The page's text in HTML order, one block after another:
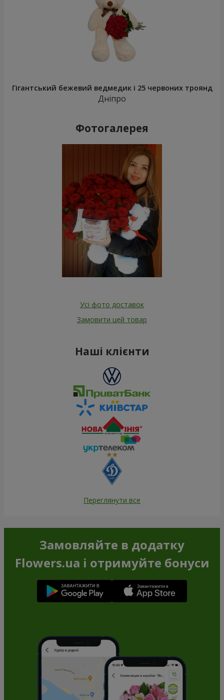
Гігантський бежевий ведмедик і 25 червоних троянд
Дніпро
Фотогалерея
Усі фото доставок
Замовити цей товар
Наші клієнти
Переглянути все
Замовляйте в додатку
Flowers.ua і отримуйте бонуси